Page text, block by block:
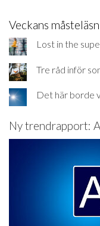
Veckans
Lost in the
Tre råd inför
Det här borde
Ny trendrapport: